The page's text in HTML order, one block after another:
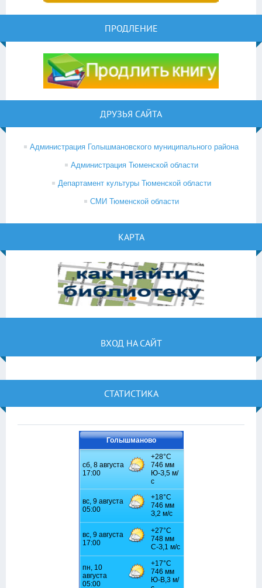
ПРОДЛЕНИЕ
ДРУЗЬЯ САЙТА
Администрация Голышмановского муниципального района
Администрация Тюменской области
Департамент культуры Тюменской области
СМИ Тюменской области
КАРТА
ВХОД НА САЙТ
СТАТИСТИКА
Голышманово